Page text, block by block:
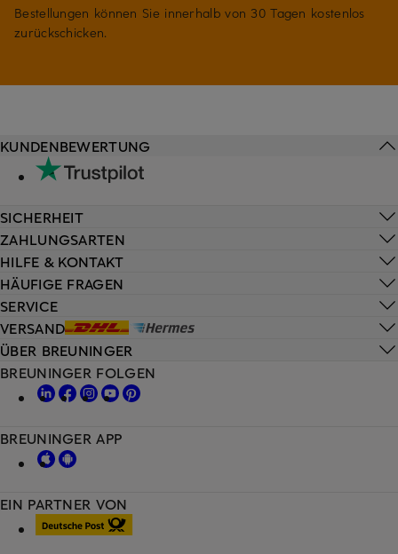
Bestellungen können Sie innerhalb von 30 Tagen kostenlos
zurückschicken.
HILFE & KONTAKT
HÄUFIGE FRAGEN
SERVICE
VERSAND
KUNDENBEWERTUNG
SICHERHEIT
ZAHLUNGSARTEN
ÜBER BREUNINGER
EIN PARTNER VON
BREUNINGER FOLGEN
BREUNINGER APP